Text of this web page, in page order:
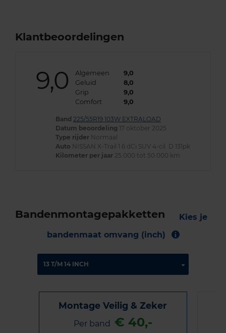
Klantbeoordelingen
9,0 Algemeen
9,0
Geluid
8,0
Grip
9,0
Comfort
9,0
Band 225/55R19 103W EXTRALOAD
Datum beoordeling 17 oktober 2025
Type rijder Normaal
Auto NISSAN X-Trail 1.6 dCi SUV 4-cil. D 131pk
Kilometer per jaar 25.000 tot 50.000 km
Bandenmontagepakketten
Kies je
bandenmaat omvang (inch)
Montage Veilig & Zeker
Per band € 40,-